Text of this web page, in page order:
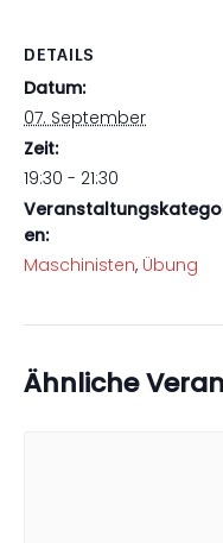
DETAILS
Datum:
07. September
Zeit:
19:30 - 21:30
en:
Maschinisten, Übung
Ähnliche